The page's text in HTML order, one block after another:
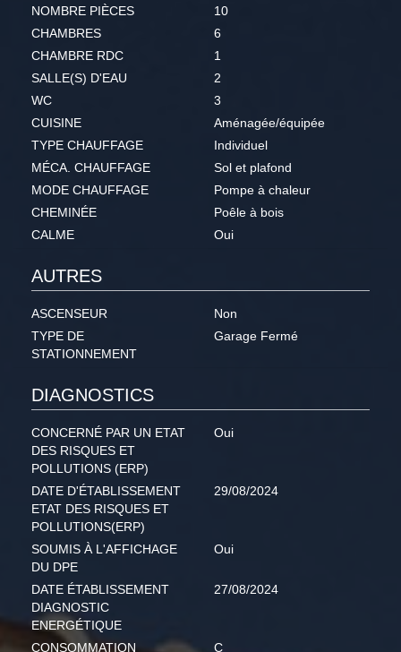
NOMBRE PIÈCES
10
CHAMBRES
6
CHAMBRE RDC
1
SALLE(S) D'EAU
2
WC
3
CUISINE
Aménagée/équipée
TYPE CHAUFFAGE
Individuel
MÉCA. CHAUFFAGE
Sol et plafond
MODE CHAUFFAGE
Pompe à chaleur
CHEMINÉE
Poêle à bois
CALME
Oui
AUTRES
ASCENSEUR
Non
TYPE DE
STATIONNEMENT
Garage Fermé
DIAGNOSTICS
CONCERNÉ PAR UN ETAT
DES RISQUES ET
POLLUTIONS (ERP)
Oui
DATE D'ÉTABLISSEMENT
ETAT DES RISQUES ET
POLLUTIONS(ERP)
29/08/2024
SOUMIS À L'AFFICHAGE
DU DPE
Oui
DATE ÉTABLISSEMENT
DIAGNOSTIC
ENERGÉTIQUE
27/08/2024
CONSOMMATION
C